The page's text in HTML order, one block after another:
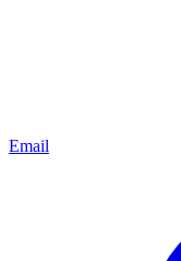
Email